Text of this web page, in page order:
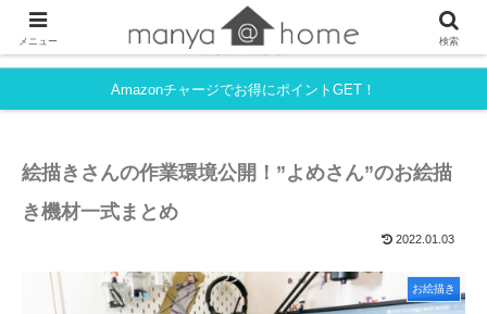
フルタイム共働き・育児中でも、シンプルライフを目指すmanyaさんちの
ライフハック。
Amazonチャージでお得にポイントGET！
絵描きさんの作業環境公開！”よめさん”のお絵描
き機材一式まとめ
2022.01.03
お絵描き
メニュー 検索